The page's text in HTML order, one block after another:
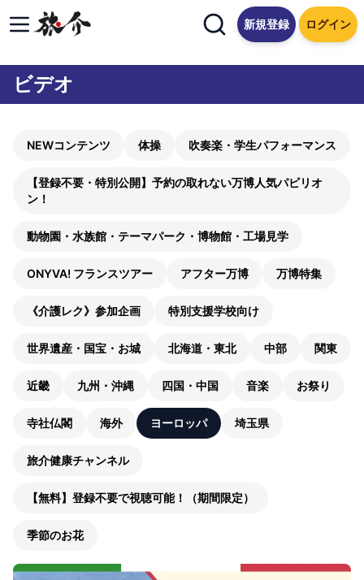
新規登録 ログイン
ビデオ
NEWコンテンツ 体操 吹奏楽・学生パフォーマンス
【登録不要・特別公開】予約の取れない万博人気パビリオ
ン！
動物園・水族館・テーマパーク・博物館・工場見学
ONYVA! フランスツアー アフター万博 万博特集
《介護レク》参加企画 特別支援学校向け
世界遺産・国宝・お城 北海道・東北 中部 関東
近畿 九州・沖縄 四国・中国 音楽 お祭り
寺社仏閣 海外 ヨーロッパ 埼玉県
旅介健康チャンネル
【無料】登録不要で視聴可能！（期間限定）
季節のお花